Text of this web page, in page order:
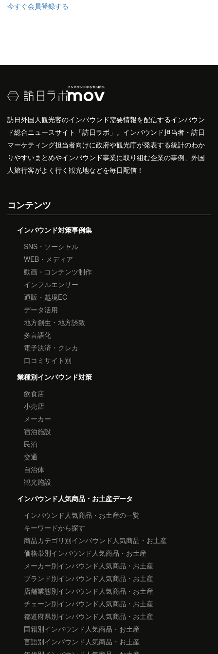
今すぐ会員登録する
訪日外国人観光客のインバウンド需要情報を配信するインバウン
ド総合ニュースサイト「訪日ラボ」。インバウンド担当者・訪日
マーケティング担当者向けに政府や観光庁が発表する統計のわか
りやすいまとめやインバウンド事業に取り組む企業の事例、外国
人旅行客がよく行く観光地などを毎日配信！
コンテンツ
インバウンド対策事例集
SNS・ソーシャル
WEB・メディア
動画・コンテンツ制作
インフルエンサー
通販・越境EC
データ活用
地方創生・地方誘致
多言語化
電子決済・クレカ
口コミサイト別
業種別インバウンド対策
飲食店
小売店
メーカー
宿泊施設
民泊
交通
自治体
観光施設
インバウンド人気商品・お土産データ
インバウンド人気商品・お土産の一覧
キーワードから探す
商品カテゴリ別インバウンド人気商品・お土産
価格帯別インバウンド人気商品・お土産
メーカー別インバウンド人気商品・お土産
ブランド別インバウンド人気商品・お土産
店舗業態別インバウンド人気商品・お土産
チェーン別インバウンド人気商品・お土産
都道府県別インバウンド人気商品・お土産
国籍別インバウンド人気商品・お土産
言語別インバウンド人気商品・お土産